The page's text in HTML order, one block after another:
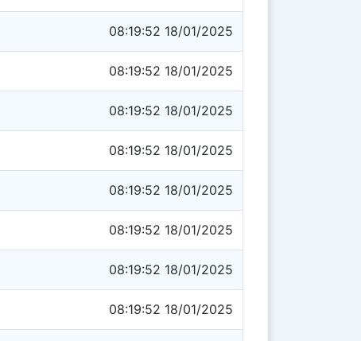
08:19:52 18/01/2025
08:19:52 18/01/2025
08:19:52 18/01/2025
08:19:52 18/01/2025
08:19:52 18/01/2025
08:19:52 18/01/2025
08:19:52 18/01/2025
08:19:52 18/01/2025